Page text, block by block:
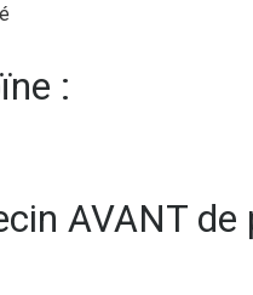
:
AVANT de